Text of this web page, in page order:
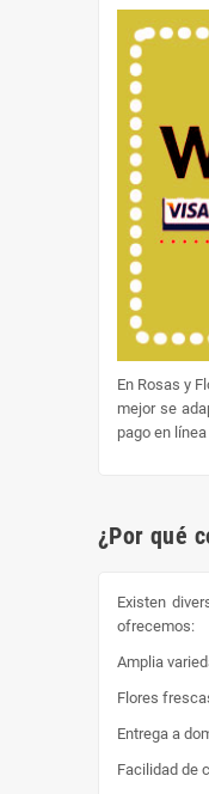
En Rosas y
mejor se
pago en
¿Por qué
Existen
ofrecemos:
Amplia
Flores
Entrega a
Facilidad de